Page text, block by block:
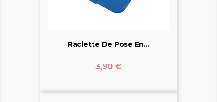
Raclette De Pose En...
Prix
3,90 €